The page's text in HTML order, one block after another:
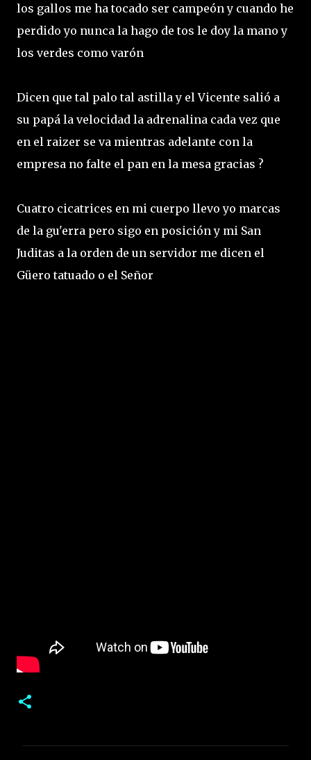
los gallos me ha tocado ser campeón y cuando he
perdido yo nunca la hago de tos le doy la mano y
los verdes como varón
Dicen que tal palo tal astilla y el Vicente salió a
su papá la velocidad la adrenalina cada vez que
en el raizer se va mientras adelante con la
empresa no falte el pan en la mesa gracias ?
Cuatro cicatrices en mi cuerpo llevo yo marcas
de la gu'erra pero sigo en posición y mi San
Juditas a la orden de un servidor me dicen el
Güero tatuado o el Señor